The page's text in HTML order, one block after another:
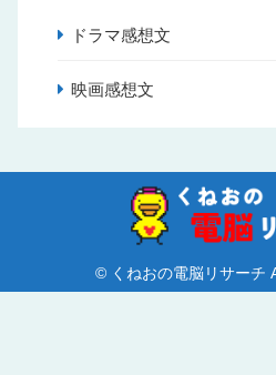
ドラマ感想文
映画感想文
© くねおの電脳リサーチ